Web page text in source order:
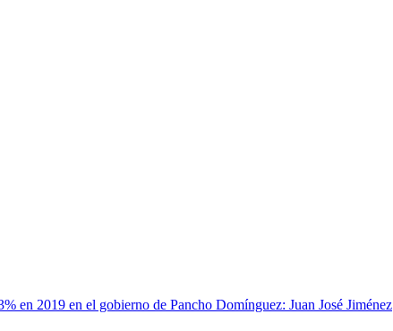
en 2019 en el gobierno de Pancho Domínguez: Juan José Jiménez